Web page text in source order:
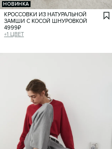
НОВИНКА
КРОССОВКИ ИЗ НАТУРАЛЬНОЙ
ЗАМШИ С КОСОЙ ШНУРОВКОЙ
4999₽
+1 ЦВЕТ